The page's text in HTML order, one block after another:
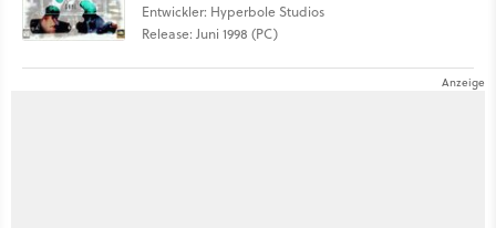
Entwickler: Hyperbole Studios
Release: Juni 1998 (PC)